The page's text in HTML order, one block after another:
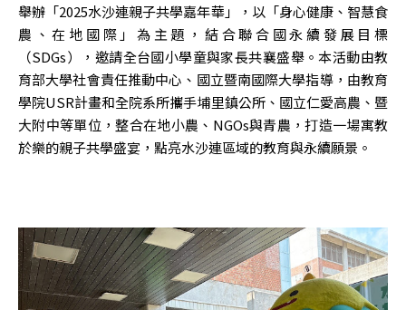
舉辦「2025水沙連親子共學嘉年華」，以「身心健康、智慧食
農、在地國際」為主題，結合聯合國永續發展目標
（SDGs），邀請全台國小學童與家長共襄盛舉。本活動由教
育部大學社會責任推動中心、國立暨南國際大學指導，由教育
學院USR計畫和全院系所攜手埔里鎮公所、國立仁愛高農、暨
大附中等單位，整合在地小農、NGOs與青農，打造一場寓教
於樂的親子共學盛宴，點亮水沙連區域的教育與永續願景。